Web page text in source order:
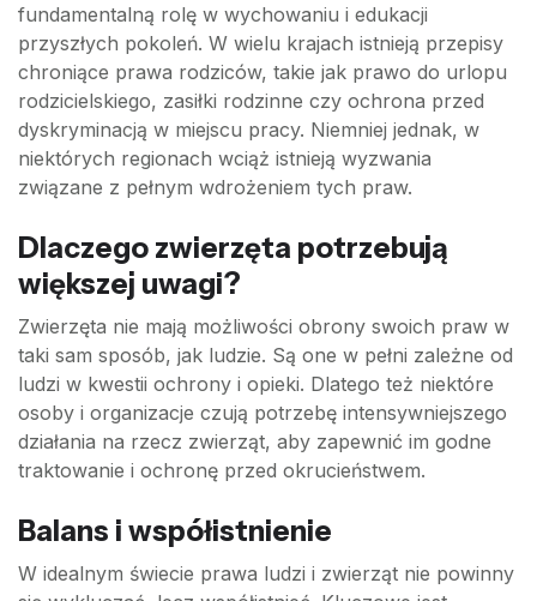
fundamentalną rolę w wychowaniu i edukacji
przyszłych pokoleń. W wielu krajach istnieją przepisy
chroniące prawa rodziców, takie jak prawo do urlopu
rodzicielskiego, zasiłki rodzinne czy ochrona przed
dyskryminacją w miejscu pracy. Niemniej jednak, w
niektórych regionach wciąż istnieją wyzwania
związane z pełnym wdrożeniem tych praw.
Dlaczego zwierzęta potrzebują
większej uwagi?
Zwierzęta nie mają możliwości obrony swoich praw w
taki sam sposób, jak ludzie. Są one w pełni zależne od
ludzi w kwestii ochrony i opieki. Dlatego też niektóre
osoby i organizacje czują potrzebę intensywniejszego
działania na rzecz zwierząt, aby zapewnić im godne
traktowanie i ochronę przed okrucieństwem.
Balans i współistnienie
W idealnym świecie prawa ludzi i zwierząt nie powinny